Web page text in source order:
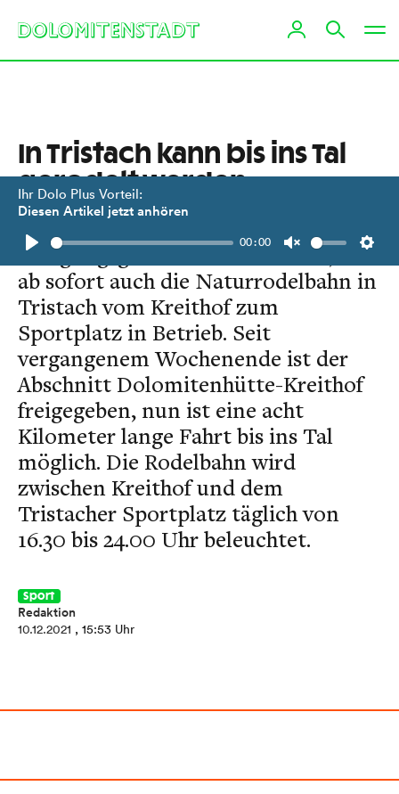
Ihr Dolo Plus Vorteil:
Diesen Artikel jetzt anhören
Play
00:00
Unmute
In Tristach kann bis ins Tal
gerodelt werden
Wie die zuständige
Bringungsgemeinschaft mitteilt, ist
ab sofort auch die Naturrodelbahn in
Tristach vom Kreithof zum
Sportplatz in Betrieb. Seit
vergangenem Wochenende ist der
Abschnitt Dolomitenhütte-Kreithof
freigegeben, nun ist eine acht
Kilometer lange Fahrt bis ins Tal
möglich. Die Rodelbahn wird
zwischen Kreithof und dem
Tristacher Sportplatz täglich von
16.30 bis 24.00 Uhr beleuchtet.
Sport
Redaktion
10.12.2021 , 15:53 Uhr